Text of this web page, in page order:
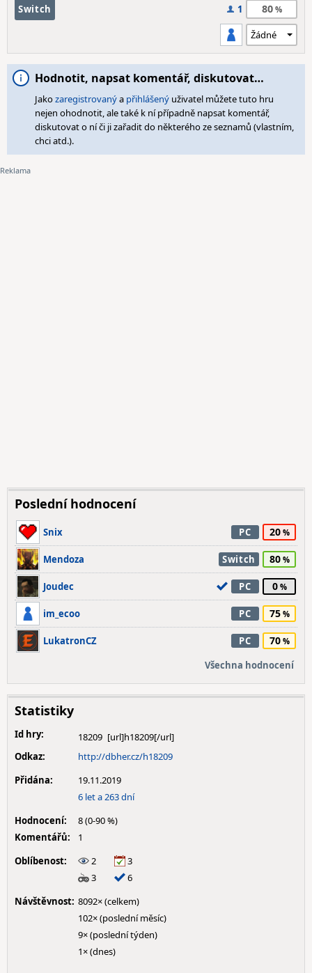
Switch 1 80
Hodnotit, napsat komentář, diskutovat…
Jakozaregistrovanýa přihlášený uživatel můžete tuto hru
nejen ohodnotit, ale také k ní případně napsat komentář,
diskutovat o ní či ji zařadit do některého ze seznamů (vlastním,
chci atd.).
Poslední hodnocení
Snix PC 20
Mendoza Switch 80
Joudec PC 0
im_ecoo PC 75
LukatronCZ PC 70
Všechna hodnocení
Statistiky
Id hry:
18209
Odkaz:
http://dbher.cz/h18209
Přidána:
19.11.2019
6 let a 263 dní
Hodnocení:
8 (0-90 %)
Komentářů:
1
Oblíbenost:
2
3
3
6
Návštěvnost: 8092× (celkem)
102× (poslední měsíc)
9× (poslední týden)
1× (dnes)